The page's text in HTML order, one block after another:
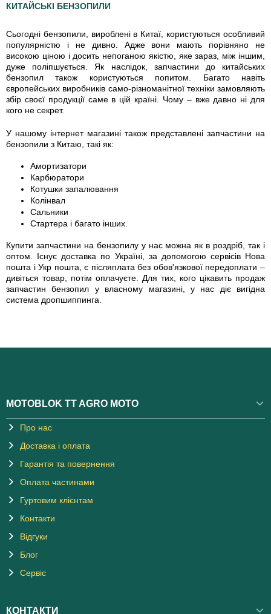
КИТАЙСЬКІ БЕНЗОПИЛИ
Сьогодні бензопили, вироблені в Китаї, користуються особливий
популярністю і не дивно. Адже вони мають порівняно не
високою ціною і досить непоганою якістю, яке зараз, між іншим,
дуже поліпшується. Як наслідок, запчастини до китайських
бензопил також користуються попитом. Багато навіть
європейських виробників само-різноманітної техніки замовляють
збір своєї продукції саме в цій країні. Чому – вже давно ні для
кого не секрет.
У нашому інтернет магазині також представлені запчастини на
бензопили з Китаю, такі як:
Амортизатори
Карбюратори
Котушки запалювання
Колінвал
Сальники
Стартера і багато інших.
Купити запчастини на бензопилу у нас можна як в роздріб, так і
оптом. Існує доставка по Україні, за допомогою сервісів Нова
пошта і Укр пошта, є післяплата без обов'язкової передоплати –
дивіться товар, потім оплачуєте. Для тих, кого цікавить продаж
запчастин бензопил у власному магазині, у нас діє вигідна
система дропшиппинга.
MOTOBLOK TT AGRO MOTO
Про нас
Доставка і оплата
Гарантія та повернення
Оплата частинами
Гуртовим клієнтам
Контакти
Відгуки
Блог
Сервіс
КОНТАКТИ